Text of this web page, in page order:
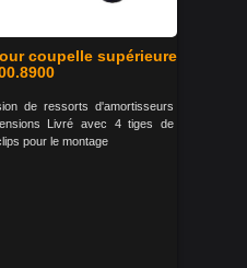
coupelle supérieure
de ressorts d'amortisseurs
Livré avec 4 tiges de
pour le montage